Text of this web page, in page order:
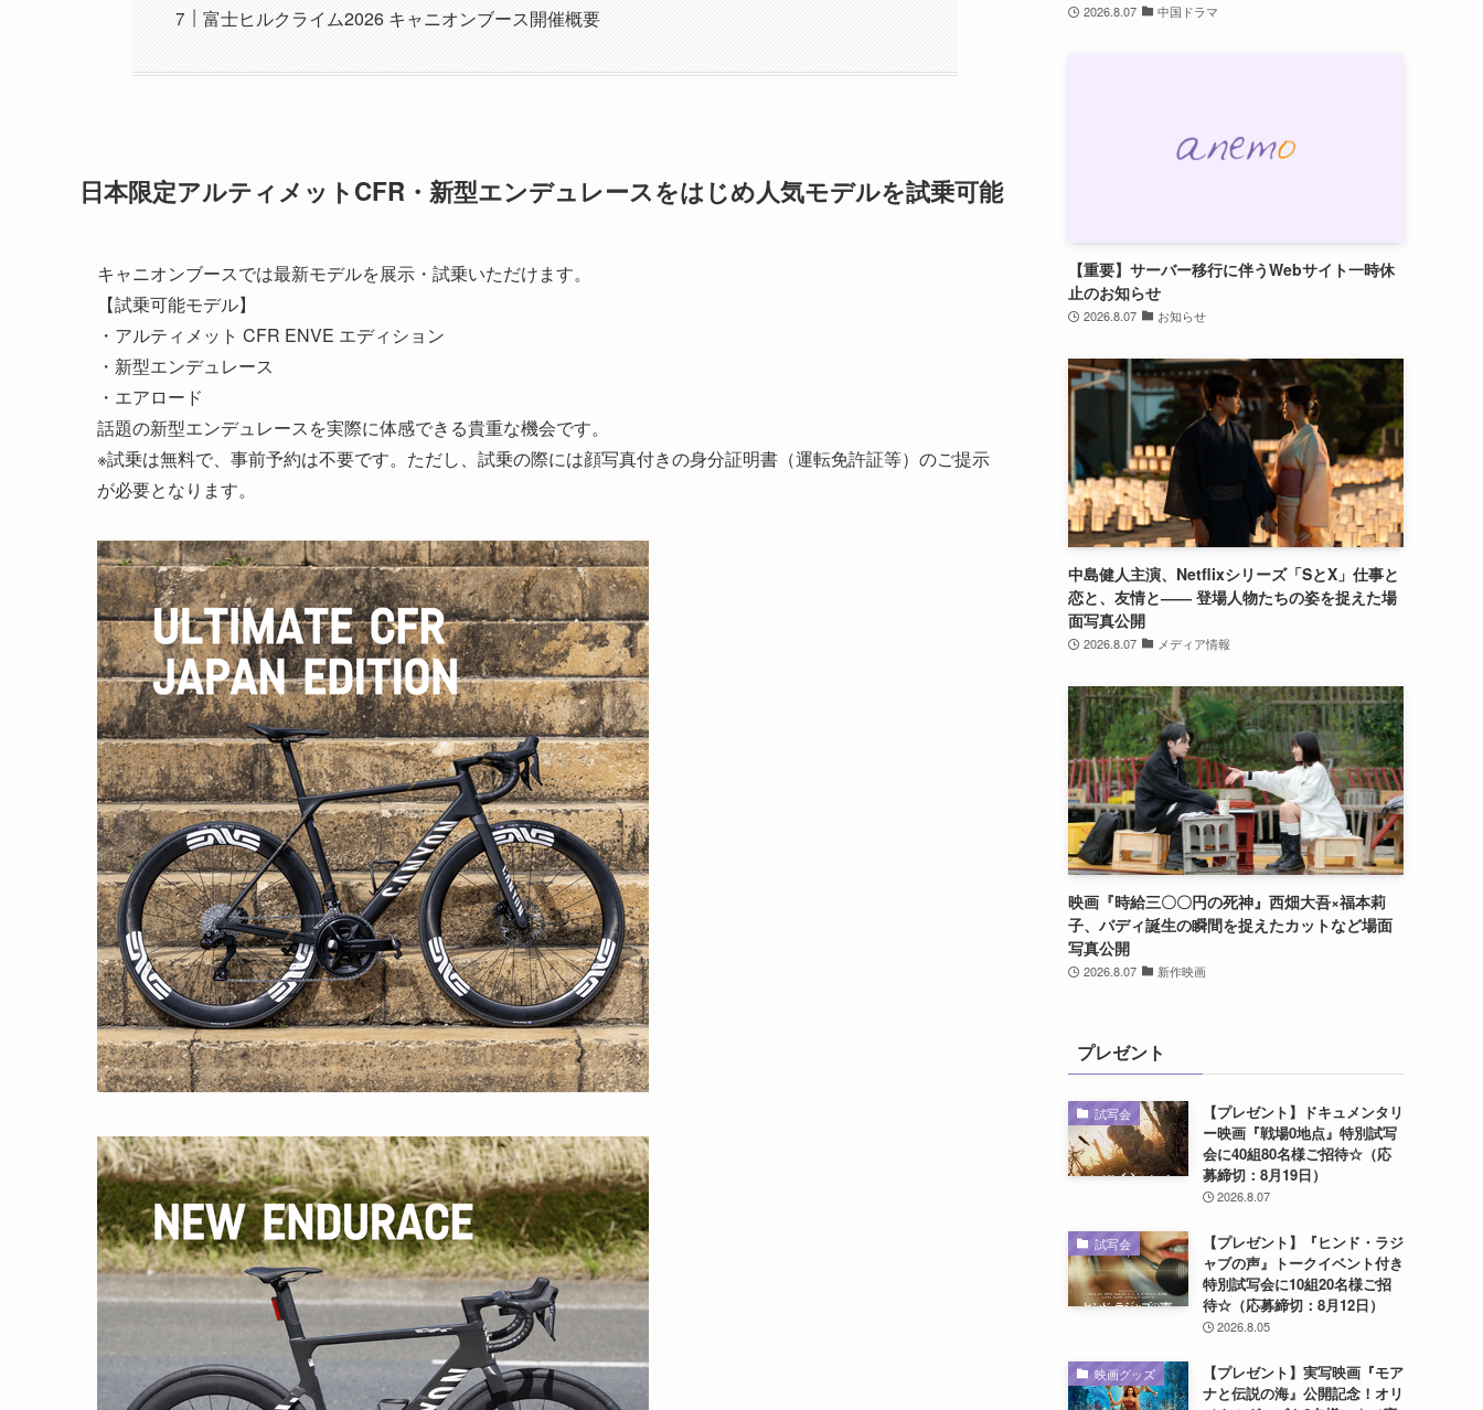
富士ヒルクライム2026 キャニオンブース開催概要
日本限定アルティメットCFR・新型エンデュレースをはじめ人気モデルを試乗可能
キャニオンブースでは最新モデルを展示・試乗いただけます。
【試乗可能モデル】
・アルティメット CFR ENVE エディション
・新型エンデュレース
・エアロード
話題の新型エンデュレースを実際に体感できる貴重な機会です。
※試乗は無料で、事前予約は不要です。ただし、試乗の際には顔写真付きの身分証明書（運転免許証等）のご提示
が必要となります。
2026.8.07 中国ドラマ
【重要】サーバー移行に伴うWebサイト一時休
止のお知らせ
2026.8.07 お知らせ
中島健人主演、Netflixシリーズ「SとX」仕事と
恋と、友情と―― 登場人物たちの姿を捉えた場
面写真公開
2026.8.07 メディア情報
映画『時給三〇〇円の死神』西畑大吾×福本莉
子、バディ誕生の瞬間を捉えたカットなど場面
写真公開
2026.8.07 新作映画
プレゼント
試写会
【プレゼント】ドキュメンタリ
ー映画『戦場0地点』特別試写
会に40組80名様ご招待☆（応
募締切：8月19日）
2026.8.07
試写会
【プレゼント】『ヒンド・ラジ
ャブの声』トークイベント付き
特別試写会に10組20名様ご招
待☆（応募締切：8月12日）
2026.8.05
映画グッズ
【プレゼント】実写映画『モア
ナと伝説の海』公開記念！オリ